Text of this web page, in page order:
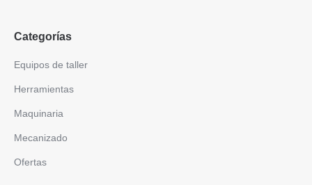
Categorías
Equipos de taller
Herramientas
Maquinaria
Mecanizado
Ofertas